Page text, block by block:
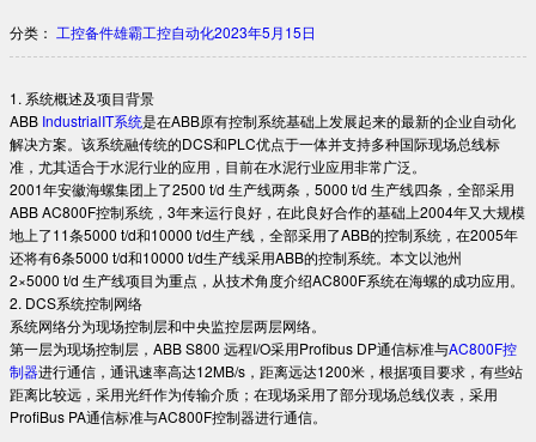
分类： 工控备件雄霸工控自动化2023年5月15日
1. 系统概述及项目背景
ABB IndustrialIT系统是在ABB原有控制系统基础上发展起来的最新的企业自动化
解决方案。该系统融传统的DCS和PLC优点于一体并支持多种国际现场总线标
准，尤其适合于水泥行业的应用，目前在水泥行业应用非常广泛。
2001年安徽海螺集团上了2500 t/d 生产线两条，5000 t/d 生产线四条，全部采用
ABB AC800F控制系统，3年来运行良好，在此良好合作的基础上2004年又大规模
地上了11条5000 t/d和10000 t/d生产线，全部采用了ABB的控制系统，在2005年
还将有6条5000 t/d和10000 t/d生产线采用ABB的控制系统。本文以池州
2×5000 t/d 生产线项目为重点，从技术角度介绍AC800F系统在海螺的成功应用。
2. DCS系统控制网络
系统网络分为现场控制层和中央监控层两层网络。
第一层为现场控制层，ABB S800 远程I/O采用Profibus DP通信标准与AC800F控
制器进行通信，通讯速率高达12MB/s，距离远达1200米，根据项目要求，有些站
距离比较远，采用光纤作为传输介质；在现场采用了部分现场总线仪表，采用
ProfiBus PA通信标准与AC800F控制器进行通信。